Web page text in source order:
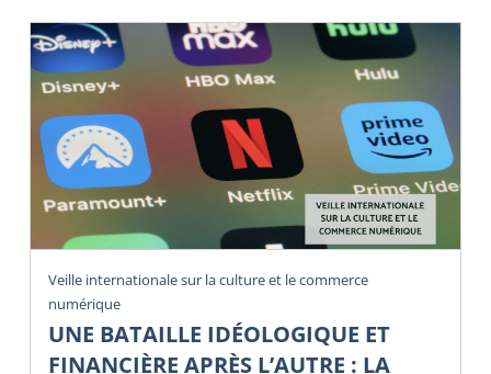
Veille internationale sur la culture et le commerce
numérique
UNE BATAILLE IDÉOLOGIQUE ET
FINANCIÈRE APRÈS L’AUTRE : LA